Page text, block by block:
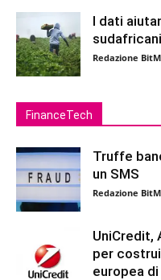
I dati
Redazione
FinanceTech
Truffe
un SMS
Redazione
UniCredit,
per
europea